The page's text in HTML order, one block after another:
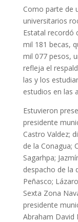
Como parte de
universitarios
Estatal recordó
mil 181 becas,
mil 077 pesos,
refleja el
las y los
estudios en las
Estuvieron
presidente
Castro Valdez;
de la Conagua;
Sagarhpa;
despacho de la
Peñasco;
Sexta Zona
presidente
Abraham David